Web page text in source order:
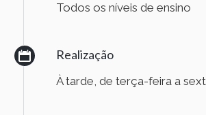
Todos os níveis de ensino
Realização
À tarde, de terça-feira a